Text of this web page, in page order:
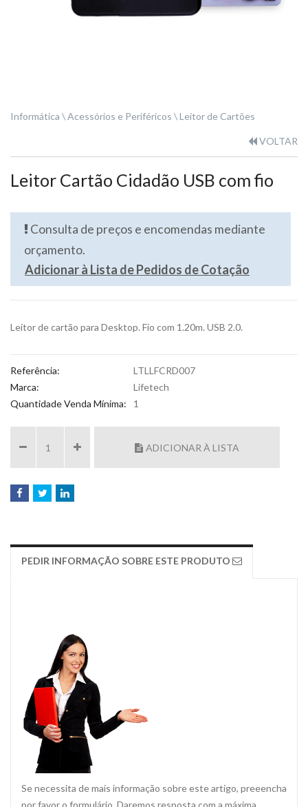
Informática Acessórios e Periféricos Leitor de Cartões
VOLTAR
Leitor Cartão Cidadão USB com fio
Consulta de preços e encomendas mediante
orçamento.
Adicionar à Lista de Pedidos de Cotação
Leitor de cartão para Desktop. Fio com 1.20m. USB 2.0.
Referência:
LTLLFCRD007
Marca:
Lifetech
Quantidade Venda Mínima:
1
ADICIONAR À LISTA
PEDIR INFORMAÇÃO SOBRE ESTE PRODUTO
Se necessita de mais informação sobre este artigo, preeencha